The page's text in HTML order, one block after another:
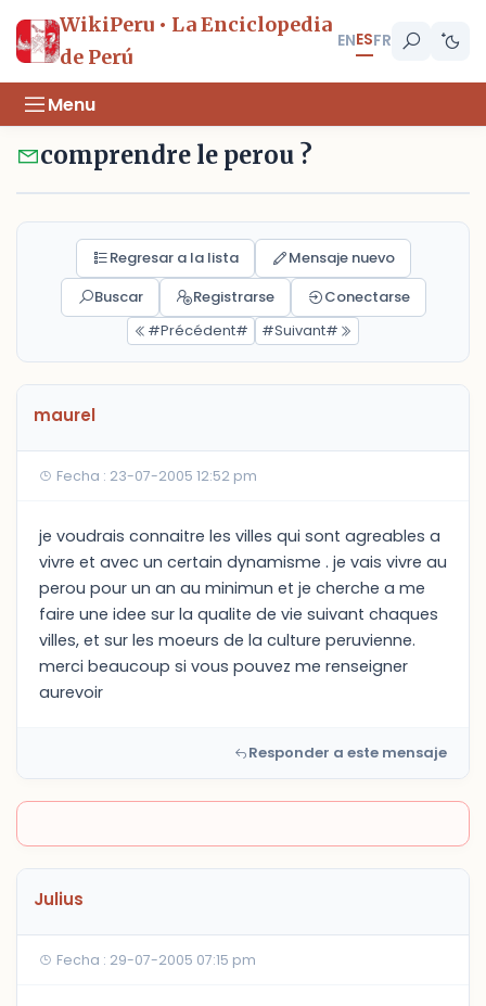
WikiPeru • La Enciclopedia
de Perú
ENESFR
Menu
comprendre le perou ?
Regresar a la lista
Mensaje nuevo
Buscar
Registrarse
Conectarse
#Précédent#
#Suivant#
maurel
Fecha : 23-07-2005 12:52 pm
je voudrais connaitre les villes qui sont agreables a
vivre et avec un certain dynamisme . je vais vivre au
perou pour un an au minimun et je cherche a me
faire une idee sur la qualite de vie suivant chaques
villes, et sur les moeurs de la culture peruvienne.
merci beaucoup si vous pouvez me renseigner
aurevoir
Responder a este mensaje
Julius
Fecha : 29-07-2005 07:15 pm